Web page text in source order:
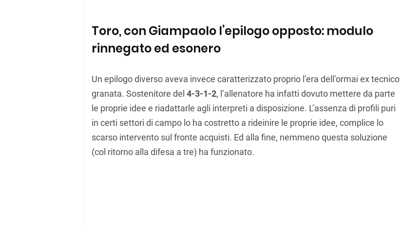
Toro, con Giampaolo l’epilogo opposto: modulo
rinnegato ed esonero
Un epilogo diverso aveva invece caratterizzato proprio l’era dell’ormai ex tecnico
granata. Sostenitore del 4-3-1-2, l’allenatore ha infatti dovuto mettere da parte
le proprie idee e riadattarle agli interpreti a disposizione. L’assenza di profili puri
in certi settori di campo lo ha costretto a rideinire le proprie idee, complice lo
scarso intervento sul fronte acquisti. Ed alla fine, nemmeno questa soluzione
(col ritorno alla difesa a tre) ha funzionato.